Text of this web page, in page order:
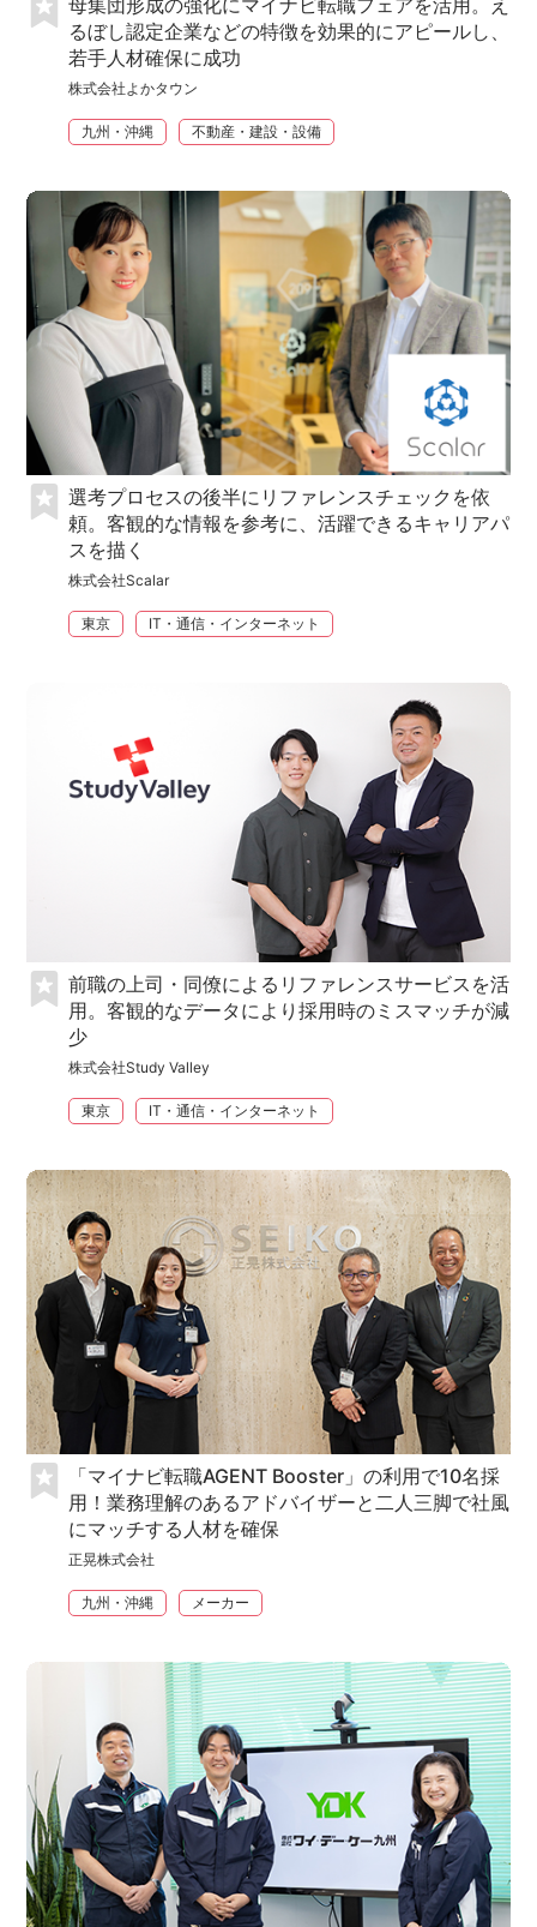
母集団形成の強化にマイナビ転職フェアを活用。え
るぼし認定企業などの特徴を効果的にアピールし、
若手人材確保に成功
株式会社よかタウン
九州・沖縄 不動産・建設・設備
選考プロセスの後半にリファレンスチェックを依
頼。客観的な情報を参考に、活躍できるキャリアパ
スを描く
株式会社Scalar
東京 IT・通信・インターネット
前職の上司・同僚によるリファレンスサービスを活
用。客観的なデータにより採用時のミスマッチが減
少
株式会社Study Valley
東京 IT・通信・インターネット
「マイナビ転職AGENT Booster」の利用で10名採
用！業務理解のあるアドバイザーと二人三脚で社風
にマッチする人材を確保
正晃株式会社
九州・沖縄 メーカー